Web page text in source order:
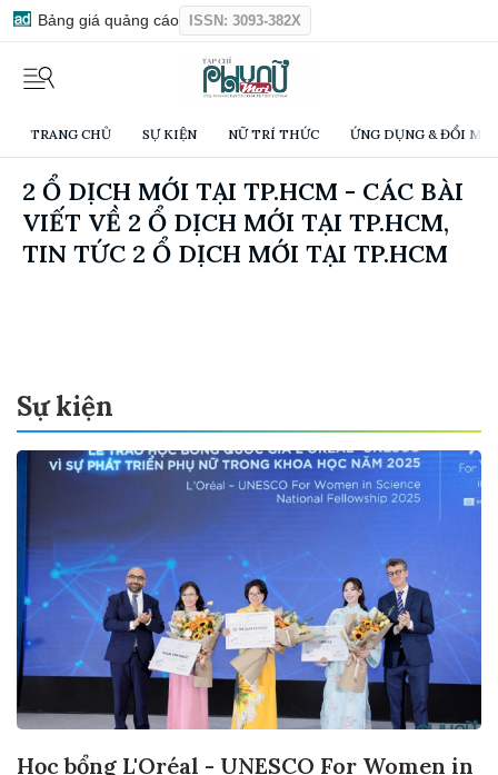
Bảng giá quảng cáo ISSN: 3093-382X
TRANG CHỦ SỰ KIỆN NỮ TRÍ THỨC ỨNG DỤNG & ĐỔI
2 Ổ DỊCH MỚI TẠI TP.HCM - CÁC BÀI
VIẾT VỀ 2 Ổ DỊCH MỚI TẠI TP.HCM,
TIN TỨC 2 Ổ DỊCH MỚI TẠI TP.HCM
Sự kiện
Học bổng L'Oréal - UNESCO For Women in